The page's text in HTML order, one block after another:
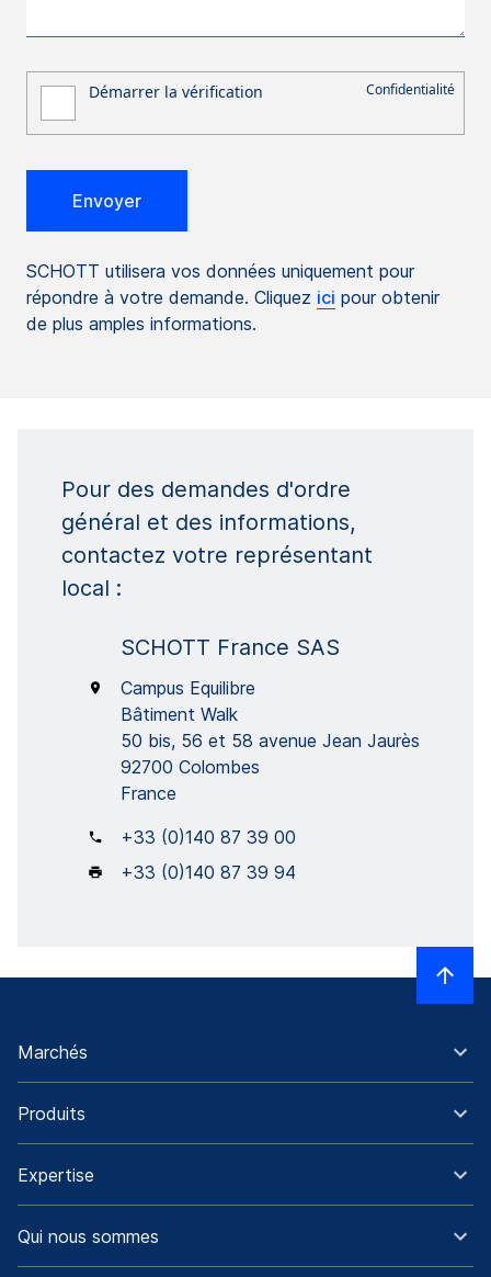
SCHOTT utilisera vos données uniquement pour
répondre à votre demande. Cliquez ici pour obtenir
de plus amples informations.
Pour des demandes d'ordre
général et des informations,
contactez votre représentant
local :
SCHOTT France SAS
Campus Equilibre
Bâtiment Walk
50 bis, 56 et 58 avenue Jean Jaurès
92700 Colombes
France
+33 (0)140 87 39 00
+33 (0)140 87 39 94
Marchés
Produits
Expertise
Qui nous sommes